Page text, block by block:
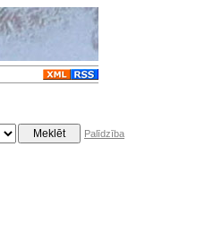
Palīdzība